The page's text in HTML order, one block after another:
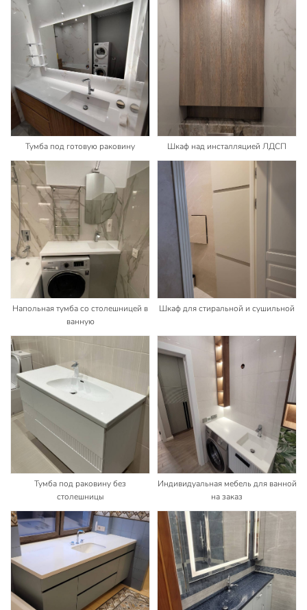
Тумба под готовую раковину Шкаф над инсталляцией ЛДСП
Напольная тумба со столешницей в
ванную
Шкаф для стиральной и сушильной
Тумба под раковину без
столешницы
Индивидуальная мебель для ванной
на заказ